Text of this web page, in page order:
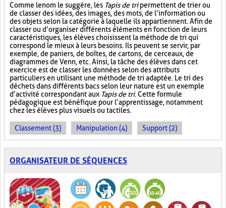
Comme le nom le suggère, les Tapis de tripermettent de trier ou
de classer des idées, des images, des mots, de l’information ou
des objets selon la catégorie à laquelle ils appartiennent. Afin de
classer ou d’organiser différents éléments en fonction de leurs
caractéristiques, les élèves choisissent la méthode de tri qui
correspond le mieux à leurs besoins. Ils peuvent se servir, par
exemple, de paniers, de boîtes, de cartons, de cerceaux, de
diagrammes de Venn, etc. Ainsi, la tâche des élèves dans cet
exercice est de classer les données selon des attributs
particuliers en utilisant une méthode de tri adaptée. Le tri des
déchets dans différents bacs selon leur nature est un exemple
d’activité correspondant aux Tapis de tri. Cette formule
pédagogique est bénéfique pour l’apprentissage, notamment
chez les élèves plus visuels ou tactiles.
Classement (3) Manipulation (4) Support (2)
ORGANISATEUR DE SÉQUENCES